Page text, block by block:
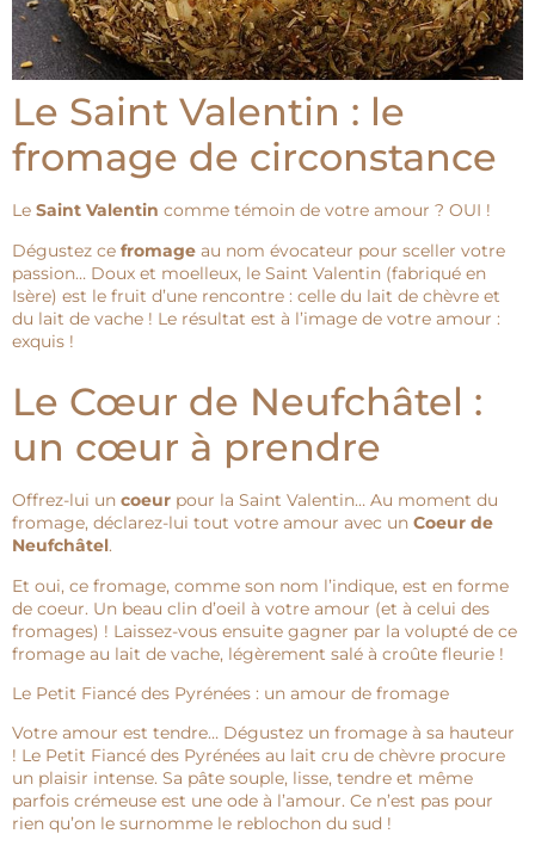
Le Saint Valentin : le
fromage de circonstance
Le Saint Valentin comme témoin de votre amour ? OUI !
Dégustez ce fromage au nom évocateur pour sceller votre
passion… Doux et moelleux, le Saint Valentin (fabriqué en
Isère) est le fruit d’une rencontre : celle du lait de chèvre et
du lait de vache ! Le résultat est à l’image de votre amour :
exquis !
Le Cœur de Neufchâtel :
un cœur à prendre
Offrez-lui un coeur pour la Saint Valentin… Au moment du
fromage, déclarez-lui tout votre amour avec un Coeur de
Neufchâtel.
Et oui, ce fromage, comme son nom l’indique, est en forme
de coeur. Un beau clin d’oeil à votre amour (et à celui des
fromages) ! Laissez-vous ensuite gagner par la volupté de ce
fromage au lait de vache, légèrement salé à croûte fleurie !
Le Petit Fiancé des Pyrénées : un amour de fromage
Votre amour est tendre… Dégustez un fromage à sa hauteur
! Le Petit Fiancé des Pyrénées au lait cru de chèvre procure
un plaisir intense. Sa pâte souple, lisse, tendre et même
parfois crémeuse est une ode à l’amour. Ce n’est pas pour
rien qu’on le surnomme le reblochon du sud !